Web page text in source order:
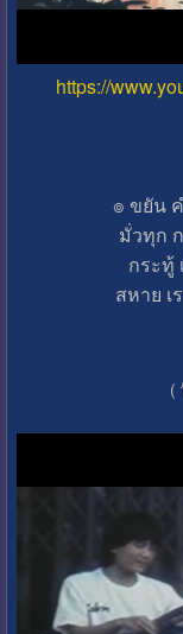
https://
๏ ขยัน
มั่วทุก
กระทู้
สหาย
(